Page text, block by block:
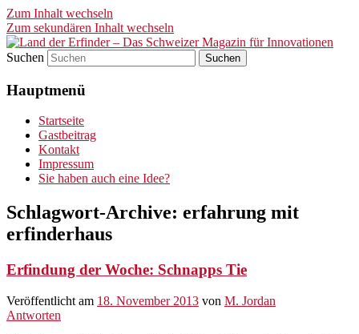
Zum Inhalt wechseln
Zum sekundären Inhalt wechseln
Land der Erfinder – Das
Schweizer Magazin für
Innovationen
Suchen
Hauptmenü
Startseite
Gastbeitrag
Kontakt
Impressum
Sie haben auch eine Idee?
Schlagwort-Archive: erfahrung mit
erfinderhaus
Erfindung der Woche: Schnapps Tie
Veröffentlicht am 18. November 2013 von M. Jordan
Antworten